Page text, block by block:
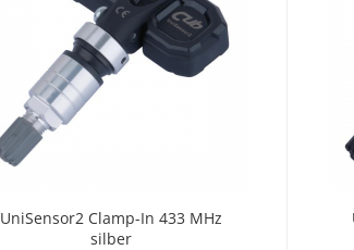
UniSensor2 Clamp-In 433 MHz
silber